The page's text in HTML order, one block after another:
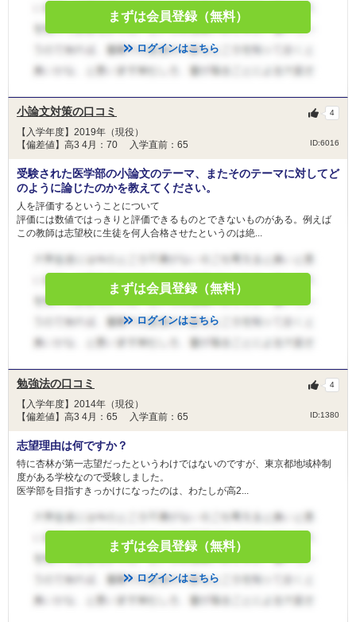
まずは会員登録（無料）
ログインはこちら
小論文対策の口コミ
【入学年度】2019年（現役）
【偏差値】高3 4月：70 入学直前：65
ID:6016
4
受験された医学部の小論文のテーマ、またそのテーマに対してど
のように論じたのかを教えてください。
人を評価するということについて
評価には数値ではっきりと評価できるものとできないものがある。例えば
この教師は志望校に生徒を何人合格させたというのは絶...
まずは会員登録（無料）
ログインはこちら
勉強法の口コミ
【入学年度】2014年（現役）
【偏差値】高3 4月：65 入学直前：65
ID:1380
4
志望理由は何ですか？
特に杏林が第一志望だったというわけではないのですが、東京都地域枠制
度がある学校なので受験しました。
医学部を目指すきっかけになったのは、わたしが高2...
まずは会員登録（無料）
ログインはこちら